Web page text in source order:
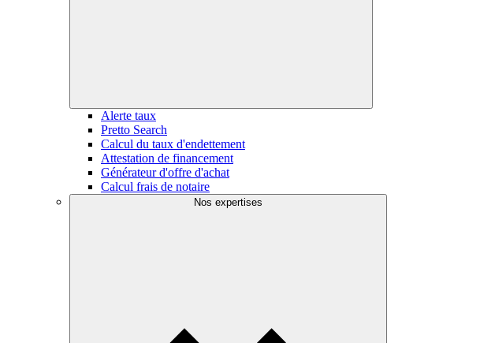
Alerte taux
Pretto Search
Calcul du taux d'endettement
Attestation de financement
Générateur d'offre d'achat
Calcul frais de notaire
Nos expertises